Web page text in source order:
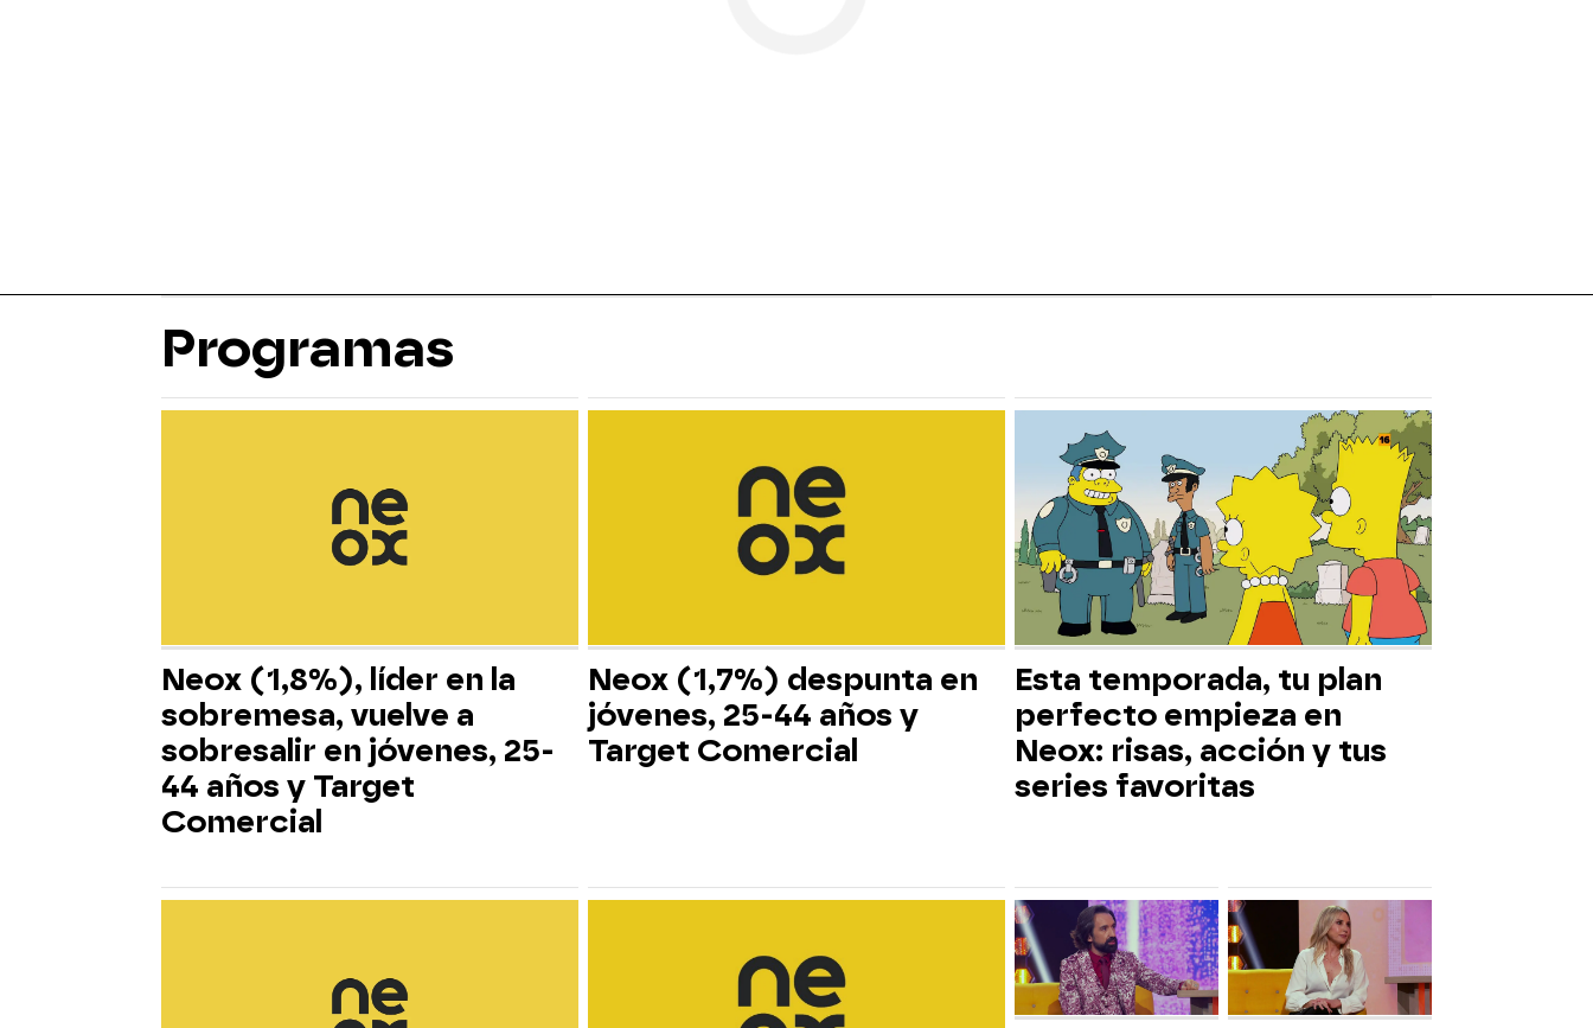
Programas
Neox (1,8%), líder en la
sobremesa, vuelve a
sobresalir en jóvenes, 25-
44 años y Target
Comercial
Neox (1,7%) despunta en
jóvenes, 25-44 años y
Target Comercial
Esta temporada, tu plan
perfecto empieza en
Neox: risas, acción y tus
series favoritas